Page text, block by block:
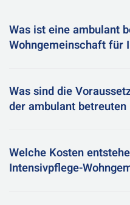
Was ist eine ambulant
Wohngemeinschaft für
Was sind die
der ambulant betreuten
Welche Kosten
Intensivpflege-